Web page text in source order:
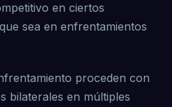
en ciertos
sea en enfrentamientos
proceden con
bilaterales en múltiples